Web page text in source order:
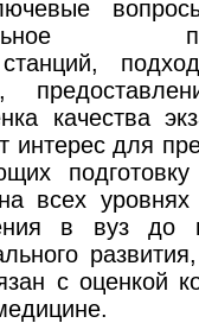
станций,
качества
интерес для
всех уровнях
в вуз до
с оценкой